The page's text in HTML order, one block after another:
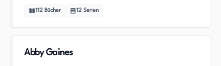
112 Bücher 12 Serien
Abby Gaines